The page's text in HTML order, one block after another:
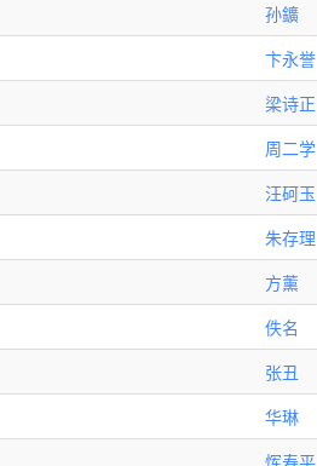
孙鑛
卞永誉
梁诗正
周二学
汪砢玉
朱存理
方薰
佚名
张丑
华琳
恽寿平